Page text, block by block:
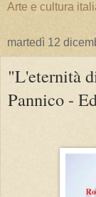
Arte e cultura
martedì 12
"L'eternità
Pannico -